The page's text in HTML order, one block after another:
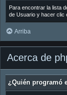
Para encontrar la lista
de Usuario y hacer clic
Arriba
Acerca de
¿Quién programó